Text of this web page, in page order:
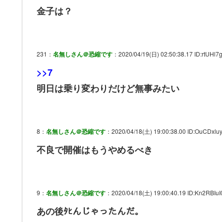
金子は？
231： 名無しさん＠恐縮です ：2020/04/19(日) 02:50:38.17
>>7
明日は乗り変わりだけど無事みたい
8： 名無しさん＠恐縮です ：2020/04/18(土) 19:00:38.00
不良で開催はもうやめるべき
9： 名無しさん＠恐縮です ：2020/04/18(土) 19:00:40.19
あの後ﾀﾋんじゃったんだ。